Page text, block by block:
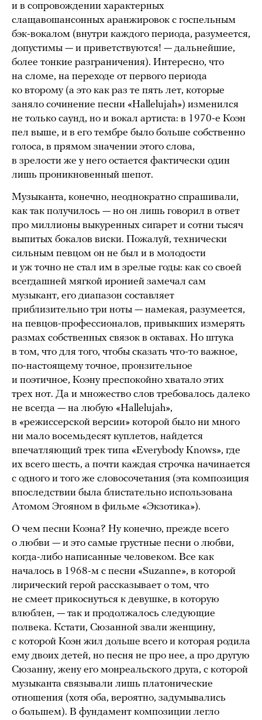
и в сопровождении характерных
слащавошансонных аранжировок с госпельным
бэк-вокалом (внутри каждого периода, разумеется,
допустимы — и приветствуются! — дальнейшие,
более тонкие разграничения). Интересно, что
на сломе, на переходе от первого периода
ко второму (а это как раз те пять лет, которые
заняло сочинение песни «Hallelujah») изменился
не только саунд, но и вокал артиста: в 1970-е Коэн
пел выше, и в его тембре было больше собственно
голоса, в прямом значении этого слова,
в зрелости же у него остается фактически один
лишь проникновенный шепот.
Музыканта, конечно, неоднократно спрашивали,
как так получилось — но он лишь говорил в ответ
про миллионы выкуренных сигарет и сотни тысяч
выпитых бокалов виски. Пожалуй, технически
сильным певцом он не был и в молодости
и уж точно не стал им в зрелые годы: как со своей
всегдашней мягкой иронией замечал сам
музыкант, его диапазон составляет
приблизительно три ноты — намекая, разумеется,
на певцов-профессионалов, привыкших измерять
размах собственных связок в октавах. Но штука
в том, что для того, чтобы сказать что-то важное,
по-настоящему точное, пронзительное
и поэтичное, Коэну преспокойно хватало этих
трех нот. Да и множество слов требовалось далеко
не всегда — на любую «Hallelujah»,
в «режиссерской версии» которой было ни много
ни мало восемьдесят куплетов, найдется
впечатляющий трек типа «Everybody Knows», где
их всего шесть, а почти каждая строчка начинается
с одного и того же словосочетания (эта композиция
впоследствии была блистательно использована
Атомом Эгояном в фильме «Экзотика»).
О чем песни Коэна? Ну конечно, прежде всего
о любви — и это самые грустные песни о любви,
когда-либо написанные человеком. Все как
началось в 1968-м с песни «Suzanne», в которой
лирический герой рассказывает о том, что
не смеет прикоснуться к девушке, в которую
влюблен, — так и продолжалось следующие
полвека. Кстати, Сюзанной звали женщину,
с которой Коэн жил дольше всего и которая родила
ему двоих детей, но песня не про нее, а про другую
Сюзанну, жену его монреальского друга, с которой
музыканта связывали лишь платонические
отношения (хотя оба, вероятно, задумывались
о большем). В фундамент композиции легло